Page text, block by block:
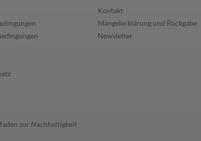
zur Nachhaltigkeit
Kontakt
Mängelerklärung und Rückgabe
Newsletter